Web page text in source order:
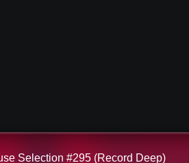
Selection #295 (Record Deep)